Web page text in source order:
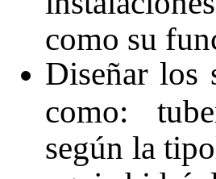
como su
Diseñar los
como:
según la